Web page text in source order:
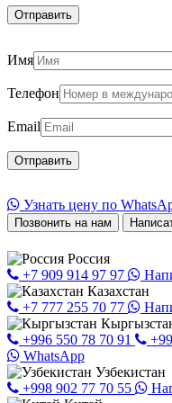
Имя
Телефон
Email
Узнать цену по
Позвонить на нам
Россия
+7 909 914 97 97
Казахстан
+7 777 255 70 77
+996 550 78 70 91
WhatsApp
Узбекистан
+998 902 77 70 55